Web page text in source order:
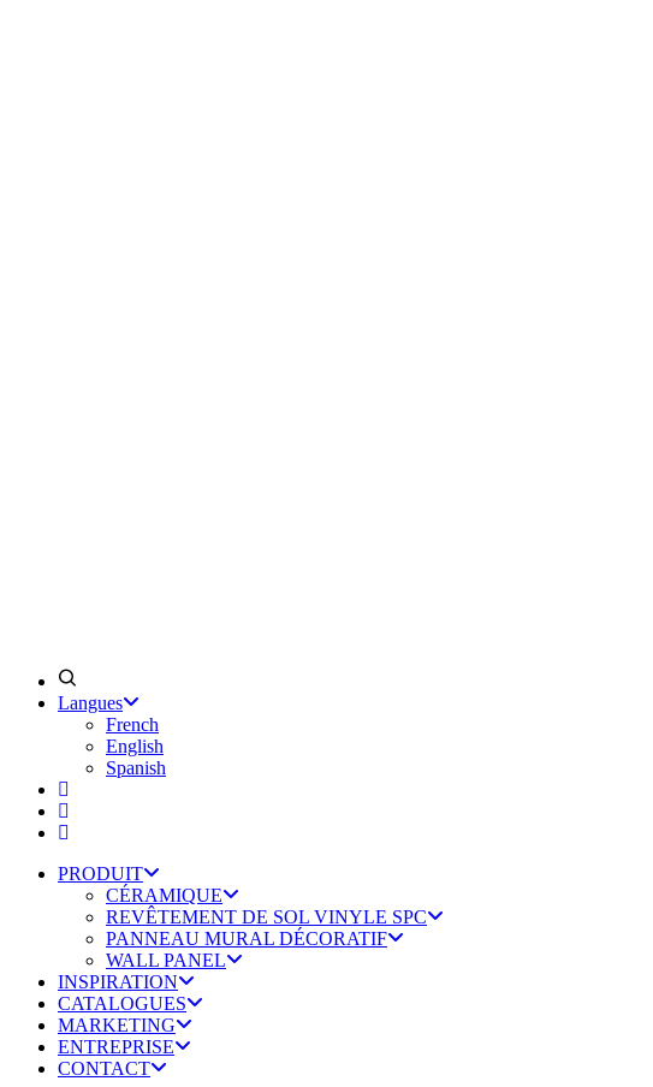
Langues
French
English
Spanish
PRODUIT
CÉRAMIQUE
REVÊTEMENT DE SOL VINYLE SPC
PANNEAU MURAL DÉCORATIF
WALL PANEL
INSPIRATION
CATALOGUES
MARKETING
ENTREPRISE
CONTACT